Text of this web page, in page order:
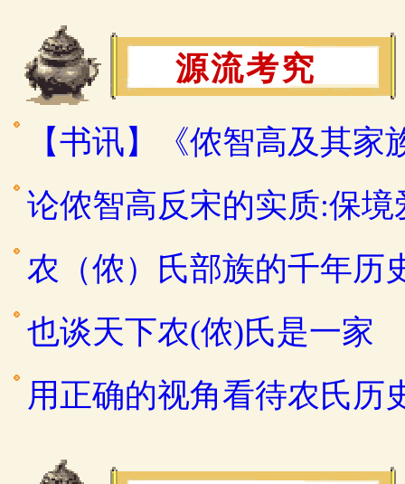
源流考究
【书讯】《侬智高及其
论侬智高反宋的实质:保
农（侬）氏部族的千年历
也谈天下农(侬)氏是一家
用正确的视角看待农氏